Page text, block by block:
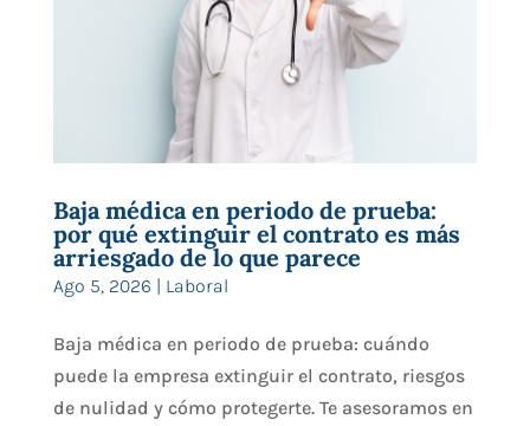
Baja médica en periodo de prueba:
por qué extinguir el contrato es más
arriesgado de lo que parece
Ago 5, 2026 | Laboral
Baja médica en periodo de prueba: cuándo
puede la empresa extinguir el contrato, riesgos
de nulidad y cómo protegerte. Te asesoramos en